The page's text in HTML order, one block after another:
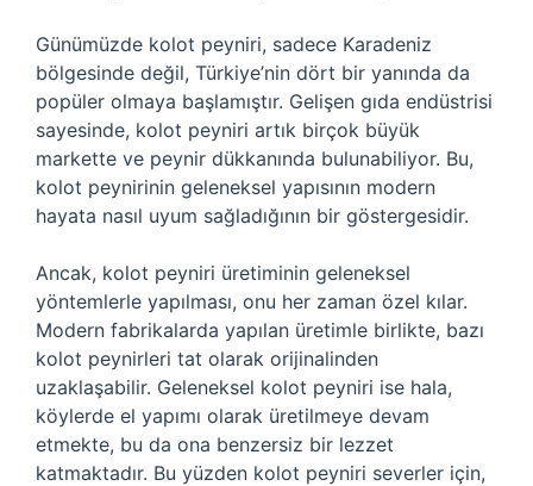
Günümüzde kolot peyniri, sadece Karadeniz
bölgesinde değil, Türkiye’nin dört bir yanında da
popüler olmaya başlamıştır. Gelişen gıda endüstrisi
sayesinde, kolot peyniri artık birçok büyük
markette ve peynir dükkanında bulunabiliyor. Bu,
kolot peynirinin geleneksel yapısının modern
hayata nasıl uyum sağladığının bir göstergesidir.
Ancak, kolot peyniri üretiminin geleneksel
yöntemlerle yapılması, onu her zaman özel kılar.
Modern fabrikalarda yapılan üretimle birlikte, bazı
kolot peynirleri tat olarak orijinalinden
uzaklaşabilir. Geleneksel kolot peyniri ise hala,
köylerde el yapımı olarak üretilmeye devam
etmekte, bu da ona benzersiz bir lezzet
katmaktadır. Bu yüzden kolot peyniri severler için,